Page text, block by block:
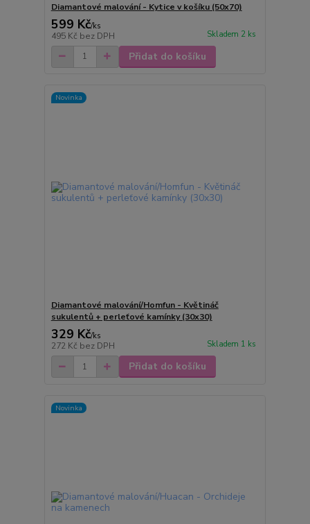
Diamantové malování - Kytice v košíku (50x70)
599 Kč/ks
495 Kč bez DPH Skladem 2 ks
Přidat do košíku
Novinka
Diamantové malování/Homfun - Květináč
sukulentů + perleťové kamínky (30x30)
329 Kč/ks
272 Kč bez DPH Skladem 1 ks
Přidat do košíku
Novinka